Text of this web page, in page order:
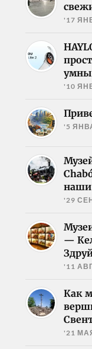
'17
'10
'5
наши
'29
—
'11
Как
'21